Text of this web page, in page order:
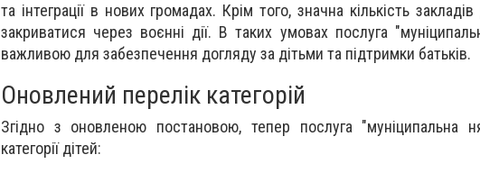
та інтеграції в нових громадах. Крім того, значна кількість
закриватися через воєнні дії. В таких умовах послуга
важливою для забезпечення догляду за дітьми та підтримки батьків.
Оновлений перелік категорій
Згідно з оновленою постановою, тепер послуга "муніципальна
категорії дітей: